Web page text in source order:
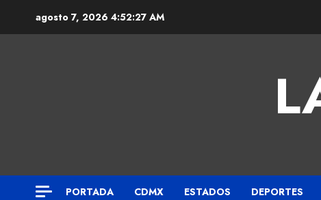
agosto 7, 2026 4:52:28 AM
PORTADA CDMX ESTADOS DEPORTES